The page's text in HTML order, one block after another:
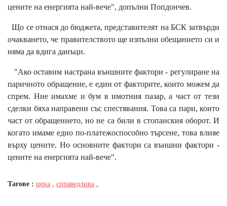
цените на енергията най-вече", допълни Попдончев.
Що се отнася до бюджета, представителят на БСК затвърди
очакването, че правителството ще изпълни обещанието си и
няма да вдига данъци.
"Ако оставим настрана външните фактори - регулиране на
паричното обращение, е един от факторите, които можем да
спрем. Ние имахме и бум в имотния пазар, а част от тези
сделки бяха направени със спестявания. Това са пари, които
част от обращението, но не са били в стопанския оборот. И
когато имаме едно по-платежоспособно търсене, това влияе
върху цените. Но основните фактори са външни фактори -
цените на енергията най-вече".
Тагове : цена , справедлива ,